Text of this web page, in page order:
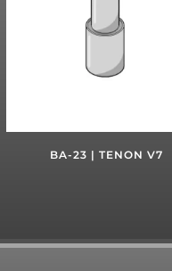
BA-23 | TENON V7